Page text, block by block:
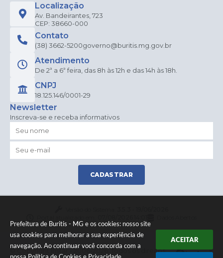
Prefeitura de Buritis - MG e os cookies: nosso site
usa cookies para melhorar a sua experiência de
navegação. Ao continuar você concorda com a
ACEITAR
Localização
Av. Bandeirantes, 723
CEP: 38660-000
Contato
(38) 3662-5200governo@buritis.mg.gov.br
Atendimento
De 2ª a 6ª feira, das 8h às 12h e das 14h às 18h.
CNPJ
18.125.146/0001-29
Newsletter
Inscreva-se e receba informativos
CADASTRAR
© Copyright Instar - 2006-2026. Todos os direitos